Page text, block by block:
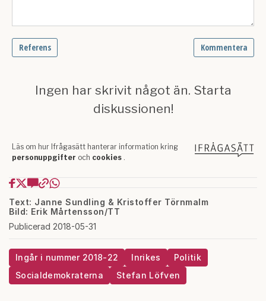
Text: Janne Sundling & Kristoffer Törnmalm
Bild: Erik Mårtensson/TT
Publicerad 2018-05-31
Ingår i nummer 2018-22 Inrikes
Politik
Socialdemokraterna
Stefan Löfven